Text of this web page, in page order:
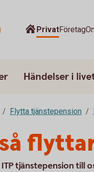
PrivatFöretag
Händelser i
Flytta tjänstepension
tjänstepension till